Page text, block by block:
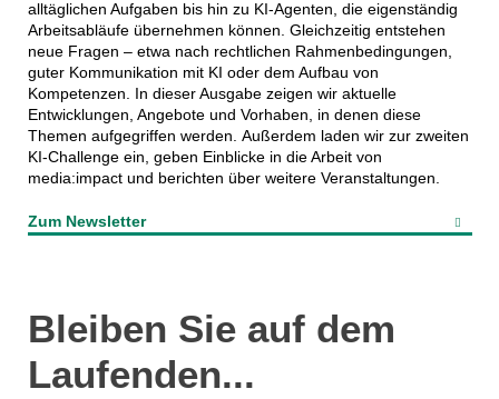
alltäglichen Aufgaben bis hin zu KI-Agenten, die eigenständig
Arbeitsabläufe übernehmen können. Gleichzeitig entstehen
neue Fragen – etwa nach rechtlichen Rahmenbedingungen,
guter Kommunikation mit KI oder dem Aufbau von
Kompetenzen. In dieser Ausgabe zeigen wir aktuelle
Entwicklungen, Angebote und Vorhaben, in denen diese
Themen aufgegriffen werden. Außerdem laden wir zur zweiten
KI-Challenge ein, geben Einblicke in die Arbeit von
media:impact und berichten über weitere Veranstaltungen.
Zum Newsletter
Bleiben Sie auf dem
Laufenden...